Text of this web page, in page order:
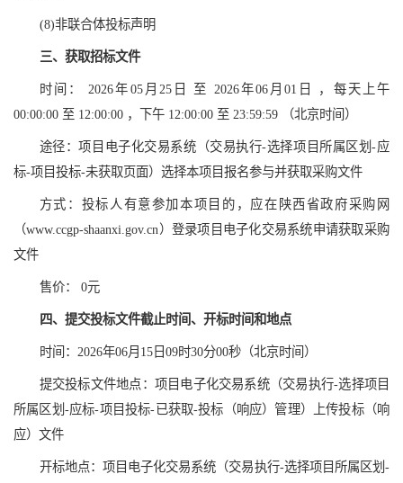
(8)非联合体投标声明
三、获取招标文件
时间： 2026年05月25日 至 2026年06月01日 ，每天上午
00:00:00 至 12:00:00 ，下午 12:00:00 至 23:59:59 （北京时间）
途径：项目电子化交易系统（交易执行-选择项目所属区划-应
标-项目投标-未获取页面）选择本项目报名参与并获取采购文件
方式：投标人有意参加本项目的，应在陕西省政府采购网
（www.ccgp-shaanxi.gov.cn）登录项目电子化交易系统申请获取采购
文件
售价： 0元
四、提交投标文件截止时间、开标时间和地点
时间：2026年06月15日09时30分00秒（北京时间）
提交投标文件地点：项目电子化交易系统（交易执行-选择项目
所属区划-应标-项目投标-已获取-投标（响应）管理）上传投标（响
应）文件
开标地点：项目电子化交易系统（交易执行-选择项目所属区划-